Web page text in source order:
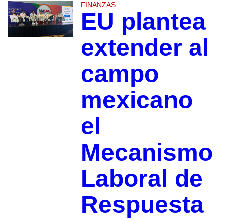
FINANZAS
EU plantea
extender al
campo
mexicano
el
Mecanismo
Laboral de
Respuesta